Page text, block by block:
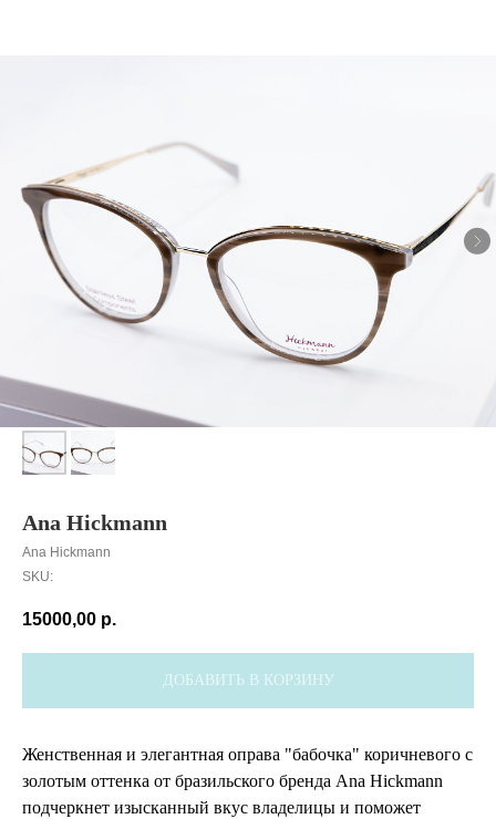
Ana Hickmann
Ana Hickmann
SKU:
15000,00 р.
ДОБАВИТЬ В КОРЗИНУ
Женственная и элегантная оправа "бабочка" коричневого с
золотым оттенка от бразильского бренда Ana Hickmann
подчеркнет изысканный вкус владелицы и поможет